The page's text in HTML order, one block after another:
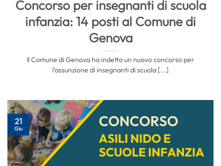
Concorso per insegnanti di scuola
infanzia: 14 posti al Comune di
Genova
Il Comune di Genova ha indetto un nuovo concorso per
l’assunzione di insegnanti di scuola [...]
21
Giu